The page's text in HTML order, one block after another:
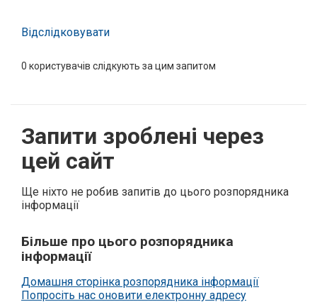
Відслідковувати
0 користувачів слідкують за цим запитом
Запити зроблені через
цей сайт
Ще ніхто не робив запитів до цього розпорядника
інформації
Більше про цього розпорядника
інформації
Домашня сторінка розпорядника інформації
Попросіть нас оновити електронну адресу